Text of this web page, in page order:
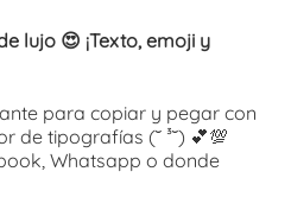
lujo 😍 ¡Texto, emoji y
para copiar y pegar con
de tipografías (˘ ³˘) 💕💯
Whatsapp o donde